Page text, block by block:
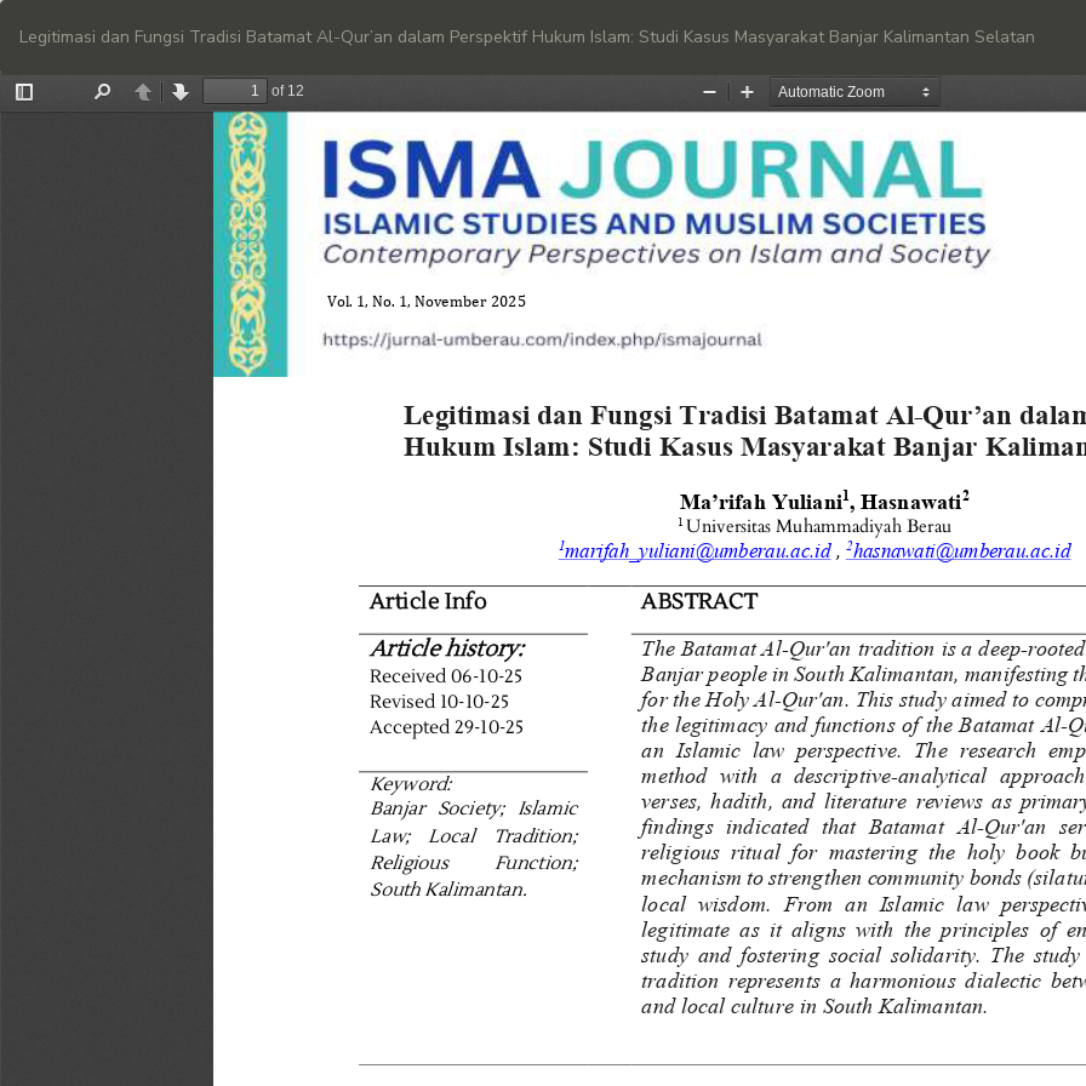
Return
Details
Legitimasi dan Fungsi Tradisi Batamat Al-Qur’an dalam Perspektif Hukum Islam: Studi Kasus Masyarakat Banjar Kalimantan Selatan